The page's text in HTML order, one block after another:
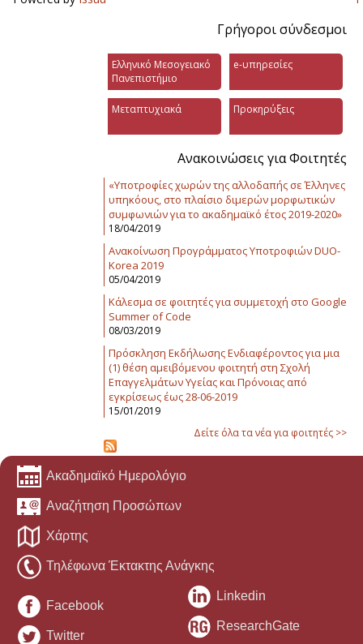
Γρήγοροι σύνδεσμοι
Ελληνικό Μεσογειακό
Πανεπιστήμιο
e-υπηρεσίες
Μεταπτυχιακά Προκηρύξεις
Ανακοινώσεις για Φοιτητές
«Υποτροφίες χωρών της αλλοδαπής σε Έλληνες
υπηκόους, στο πλαίσιο διμερών μορφωτικών
συμφωνιών για το ακαδημαϊκό έτος 2019-2020»
18/04/2019
Ανακοίνωση Προγράμματος Υποτροφιών DUO-
Korea 2019
05/04/2019
Κάλεσμα σε φοιτητές για συμμετοχή στο Google
Summer of Code
08/03/2019
Πρόσκληση Εκδήλωσης Ενδιαφέροντος για μια
(1) θέση αμειβόμενου φοιτητή στη Σχολή
Επαγγελμάτων Υγείας και Πρόνοιας από
εγκρίσεως έως 28-06-2019
15/01/2019
Δείτε όλα τα νέα για φοιτητές >>
Ακαδημαϊκό Ημερολόγιο
Αναζήτηση Προσώπων
Χάρτης
Τηλέφωνα Έκτακτης Ανάγκης
Facebook
Twitter
Linkedin
ResearchGate